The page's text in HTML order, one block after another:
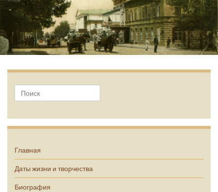
Главная
Даты жизни и творчества
Биография